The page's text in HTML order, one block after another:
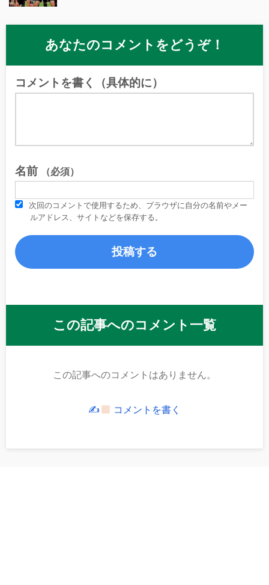
あなたのコメントをどうぞ！
コメントを書く（具体的に）
名前 （必須）
次回のコメントで使用するため、ブラウザに自分の名前やメー
ルアドレス、サイトなどを保存する。
この記事へのコメント一覧
この記事へのコメントはありません。
✍ コメントを書く